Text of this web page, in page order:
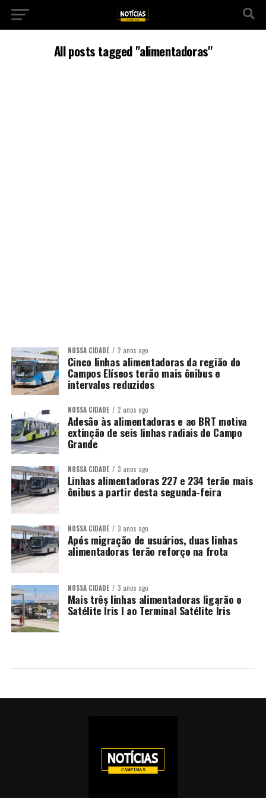
All posts tagged "alimentadoras"
NOSSA CIDADE 2 anos ago
Cinco linhas alimentadoras da região do
Campos Elíseos terão mais ônibus e
intervalos reduzidos
NOSSA CIDADE 2 anos ago
Adesão às alimentadoras e ao BRT motiva
extinção de seis linhas radiais do Campo
Grande
NOSSA CIDADE 3 anos ago
Linhas alimentadoras 227 e 234 terão mais
ônibus a partir desta segunda-feira
NOSSA CIDADE 3 anos ago
Após migração de usuários, duas linhas
alimentadoras terão reforço na frota
NOSSA CIDADE 3 anos ago
Mais três linhas alimentadoras ligarão o
Satélite Íris I ao Terminal Satélite Íris